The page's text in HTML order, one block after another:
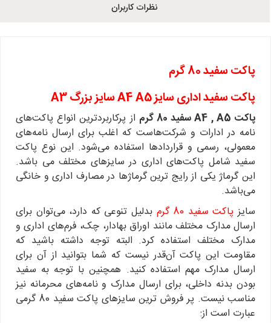
نظرات کاربران
پاکت سفید 80 گرم
پاکت سفید اداری سایز A4 A5 سایز بزرگ A3
پاکت A4 , A5 سفید 80 گرم
از پرکاربردترین انواع پاکت‌های
نامه در ادارات و شرکت‌هاست که اغلب برای ارسال نامه‌های
معمولی، رسمی و قراردادها استفاده می‌شود. این نوع پاکت‌
سفید شامل پاکت‌های اداری در سایز‌های مختلف می باشد‌.
این گرماژ یکی از رایج ترین گرماژها در مصارف اداری و خانگی
می‌باشد.
سایز پاکت سفید 80 گرم
بدلیل تنوعی که دارد، می‌توان برای
ارسال مدارک مختلف مانند اوراق بهادار، چک، فرم‌های اداری و
مدارک مختلف استفاده کرد. البته توجه داشته باشید که
مقاومت این پاکت آن‌قدر نیست که شما بتوانید از آن برای
ارسال مدارک مهم استفاده کنید. همچنین با توجه به سفید
بودن بدنه داخلی، برای ارسال مدارک و نامه‌های محرمانه نیز
مناسب نیست. پر فروش ترین سایزهای پاکت سفید 80 گرمی
عبارت است از: